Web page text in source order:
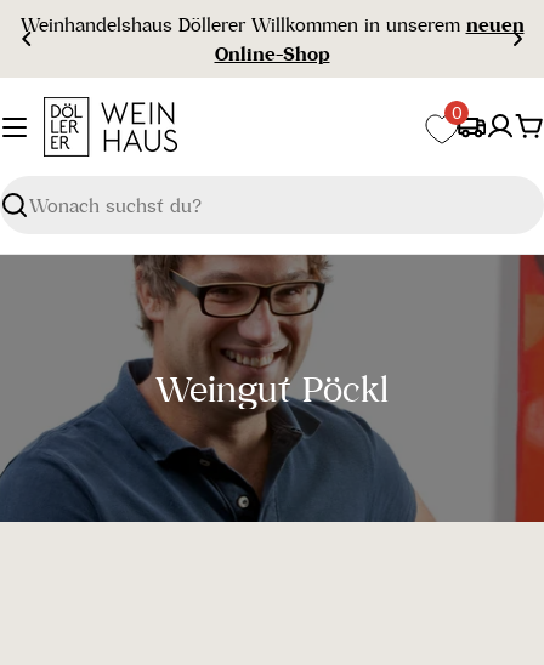
Zum
Inhalt
springen
Weinhandelshaus Döllerer Willkommen in unserem neuen
Online-Shop
Suchen
0
S
a
m
m
Weingut Pöckl